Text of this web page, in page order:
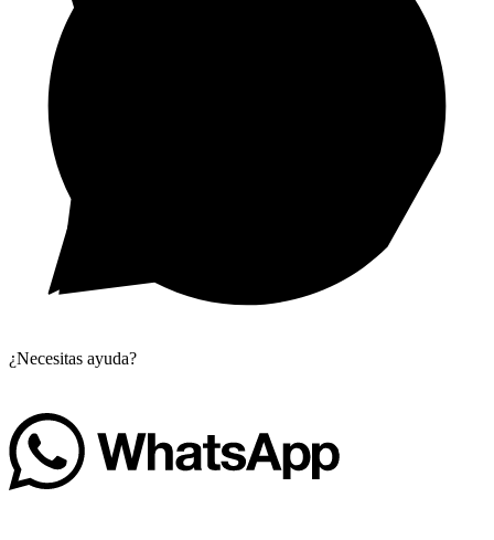
¿Necesitas ayuda?